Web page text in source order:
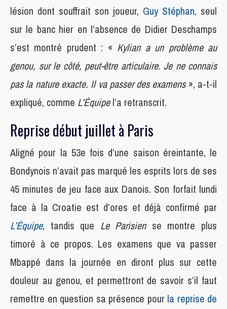
lésion dont souffrait son joueur, Guy Stéphan, seul
sur le banc hier en l’absence de Didier Deschamps
s’est montré prudent : « Kylian a un problème au
genou, sur le côté, peut-être articulaire. Je ne connais
pas la nature exacte. Il va passer des examens», a-t-il
expliqué, comme L’Équipel’a retranscrit.
Reprise début juillet à Paris
Aligné pour la 53e fois d’une saison éreintante, le
Bondynois n’avait pas marqué les esprits lors de ses
45 minutes de jeu face aux Danois. Son forfait lundi
face à la Croatie est d’ores et déjà confirmé par
L’Équipe, tandis que Le Parisiense montre plus
timoré à ce propos. Les examens que va passer
Mbappé dans la journée en diront plus sur cette
douleur au genou, et permettront de savoir s’il faut
remettre en question sa présence pour la reprise de